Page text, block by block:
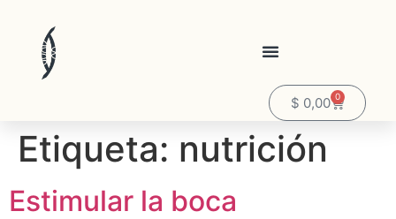
$ 0,00 0
Etiqueta: nutrición
Estimular la boca